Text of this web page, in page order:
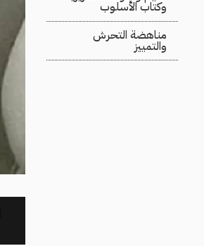
وكتاب الأسلوب
مناهضة التحرش
والتمييز